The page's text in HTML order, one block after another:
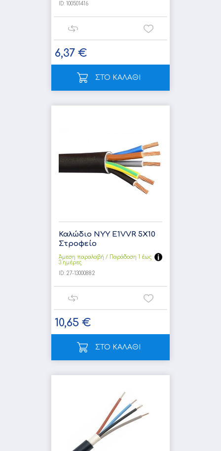
ID: 100501416
6,37 €
ΣΤΟ ΚΑΛΑΘΙ
Καλώδιο NYY E1VVR 5X10
Στροφείο
Άμεση παραλαβή / Παράδoση 1 έως
3 ημέρες
ID: 27-13000882
10,65 €
ΣΤΟ ΚΑΛΑΘΙ